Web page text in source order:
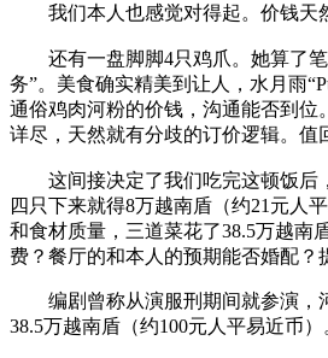
我们本人也感觉对得起。价钱天
还有一盘脚脚4只鸡爪。她算了笔
务”。美食确实精美到让人，水月雨
通俗鸡肉河粉的价钱，沟通能否到位
详尽，天然就有分歧的订价逻辑。值
这间接决定了我们吃完这顿饭后，
四只下来就得8万越南盾（约21元人
和食材质量，三道菜花了38.5万越南
费？餐厅的和本人的预期能否婚配？
编剧曾称从演服刑期间就参演，河
38.5万越南盾（约100元人平易近币